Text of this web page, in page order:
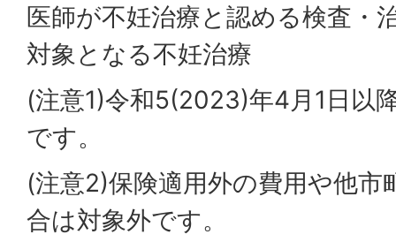
医師が不妊治療と認める検査・
対象となる不妊治療
(注意1)令和5(2023)年4月1日以
です。
(注意2)保険適用外の費用や他市
合は対象外です。